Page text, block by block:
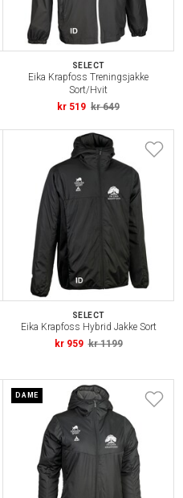
SELECT
Eika Krapfoss Treningsjakke
Sort/Hvit
kr 519 kr 649
SELECT
Eika Krapfoss Hybrid Jakke Sort
kr 959 kr 1199
DAME